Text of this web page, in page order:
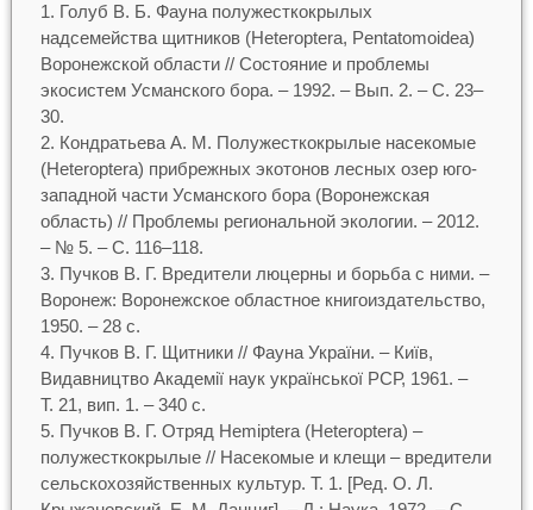
Голуб В. Б. Фауна полужесткокрылых
надсемейства щитников (Heteroptera, Pentatomoidea)
Воронежской области // Состояние и проблемы
экосистем Усманского бора. – 1992. – Вып. 2. – С. 23–
30.
Кондратьева А. М. Полужесткокрылые насекомые
(Heteroptera) прибрежных экотонов лесных озер юго-
западной части Усманского бора (Воронежская
область) // Проблемы региональной экологии. – 2012.
– № 5. – С. 116–118.
Пучков В. Г. Вредители люцерны и борьба с ними. –
Воронеж: Воронежское областное книгоиздательство,
1950. – 28 с.
Пучков В. Г. Щитники // Фауна Украïни. – Київ,
Видавництво Академії наук української РСР, 1961. –
Т. 21, вип. 1. – 340 с.
Пучков В. Г. Отряд Hemiptera (Heteroptera) –
полужесткокрылые // Насекомые и клещи – вредители
сельскохозяйственных культур. Т. 1. [Ред. О. Л.